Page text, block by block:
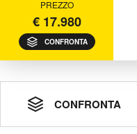
PREZZO
€ 17.980
CONFRONTA
CONFRONTA